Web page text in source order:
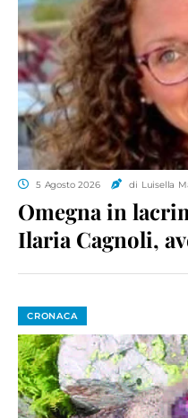
5 Agosto 2026 di Luisella
Omegna in
Ilaria Cagnoli,
CRONACA